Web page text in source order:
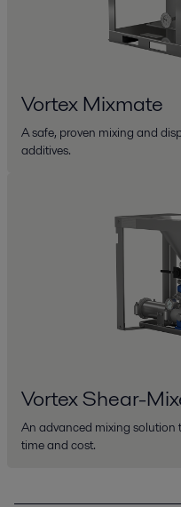
Vortex Mixmate
A safe, proven mixing and
additives.
Vortex Shear-
An advanced mixing solution
time and cost.